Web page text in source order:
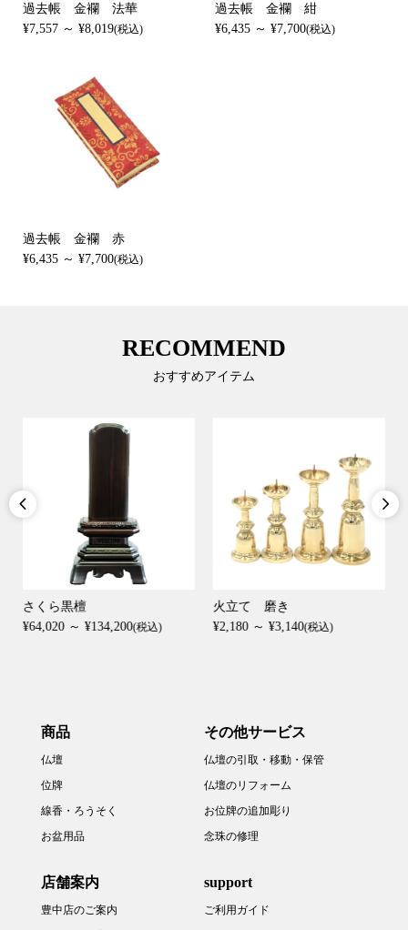
過去帳 金襴 法華
¥7,557 ～ ¥8,019(税込)
過去帳 金襴 紺
¥6,435 ～ ¥7,700(税込)
過去帳 金襴 赤
¥6,435 ～ ¥7,700(税込)
RECOMMEND
おすすめアイテム

さくら黒檀
¥64,020 ～ ¥134,200(税込)
火立て 磨き
¥2,180 ～ ¥3,140(税込)

商品
仏壇
位牌
線香・ろうそく
お盆用品
その他サービス
仏壇の引取・移動・保管
仏壇のリフォーム
お位牌の追加彫り
念珠の修理
店舗案内
豊中店のご案内
support
ご利用ガイド